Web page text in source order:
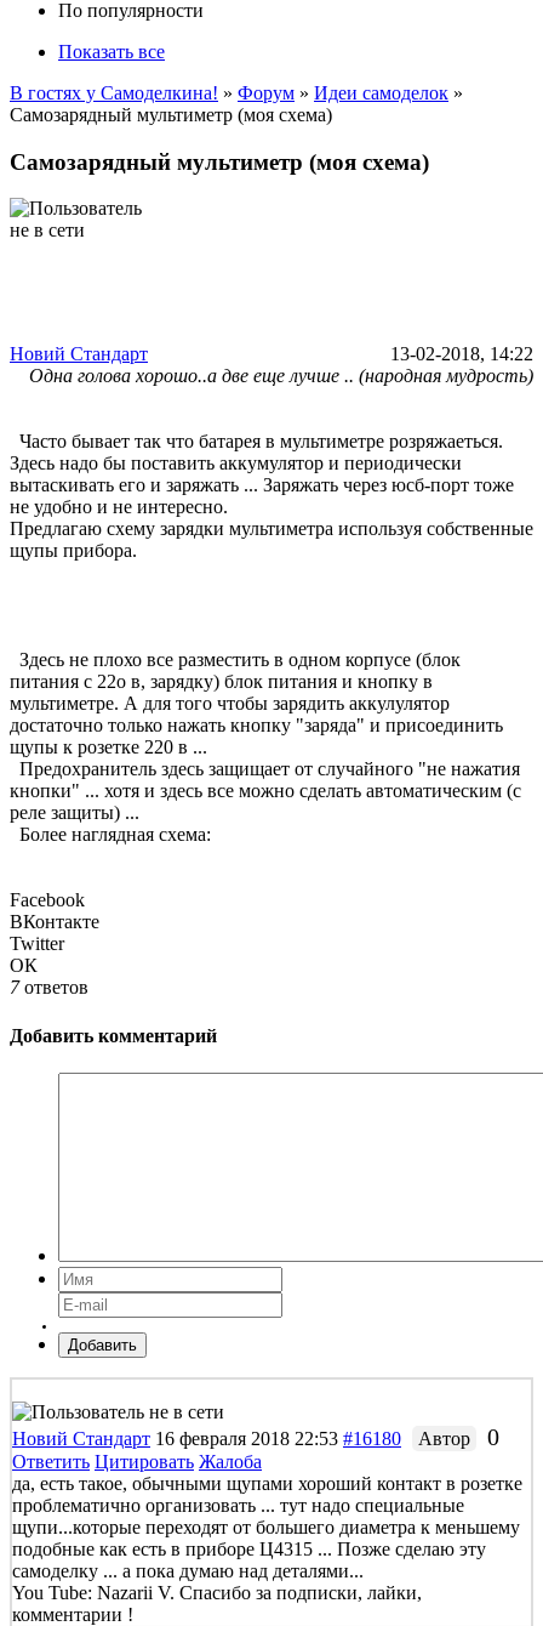
По популярности
Показать все
В гостях у Самоделкина! » Форум » Идеи самоделок »
Самозарядный мультиметр (моя схема)
Самозарядный мультиметр (моя схема)
Новий Стандарт
13-02-2018, 14:22
Одна голова хорошо..а две еще лучше .. (народная мудрость)
Часто бывает так что батарея в мультиметре розряжаеться.
Здесь надо бы поставить аккумулятор и периодически
вытаскивать его и заряжать ... Заряжать через юсб-порт тоже
не удобно и не интересно.
Предлагаю схему зарядки мультиметра используя собственные
щупы прибора.
Здесь не плохо все разместить в одном корпусе (блок
питания с 22о в, зарядку) блок питания и кнопку в
мультиметре. А для того чтобы зарядить аккулулятор
достаточно только нажать кнопку "заряда" и присоединить
щупы к розетке 220 в ...
Предохранитель здесь защищает от случайного "не нажатия
кнопки" ... хотя и здесь все можно сделать автоматическим (с
реле защиты) ...
Более наглядная схема:
Facebook
ВКонтакте
Twitter
ОК
7ответов
Добавить комментарий
Добавить
Новий Стандарт 16 февраля 2018 22:53 #16180 Автор 0
Ответить Цитировать Жалоба
да, есть такое, обычными щупами хороший контакт в розетке
проблематично организовать ... тут надо специальные
щупи...которые переходят от большего диаметра к меньшему
подобные как есть в приборе Ц4315 ... Позже сделаю эту
самоделку ... а пока думаю над деталями...
You Tube: Nazarii V. Спасибо за подписки, лайки,
комментарии !